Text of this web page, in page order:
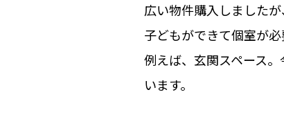
広い物件購入しました
子どもができて個室が
例えば、玄関スペース
います。